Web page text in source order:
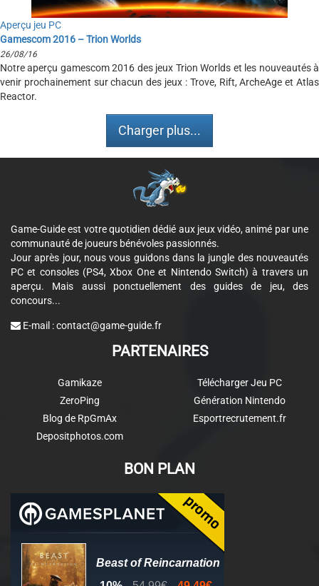
Aperçu jeu PC
Gamescom 2016 – Trion Worlds
26/08/16
Notre aperçu gamescom 2016 des jeux Trion Worlds et les nouveautés à
venir prochainement sur chacun des jeux : Trove, Rift, ArcheAge et Atlas
Reactor.
Charger plus...
Game-Guide est votre quotidien dédié aux jeux vidéo, animé par une
communauté de joueurs bénévoles passionnés.
Jour après jour, nous vous guidons dans la jungle des nouveautés
PC et consoles (PS4, Xbox One et Nintendo Switch) à travers un
aperçu. Mais aussi ponctuellement des guides de jeu, des
concours...
E-mail :contact@game-guide.fr
PARTENAIRES
Gamikaze
ZeroPing
Blog de RpGmAx
Depositphotos.com
Télécharger Jeu PC
Génération Nintendo
Esportrecrutement.fr
BON PLAN